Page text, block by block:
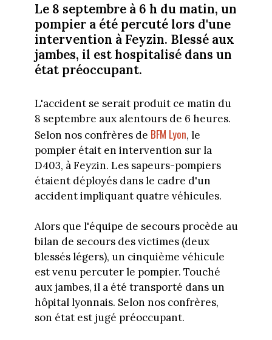
Le 8 septembre à 6 h du matin, un
pompier a été percuté lors d'une
intervention à Feyzin. Blessé aux
jambes, il est hospitalisé dans un
état préoccupant.
L'accident se serait produit ce matin du
8 septembre aux alentours de 6 heures.
Selon nos confrères de BFM Lyon, le
pompier était en intervention sur la
D403, à Feyzin. Les sapeurs-pompiers
étaient déployés dans le cadre d'un
accident impliquant quatre véhicules.
Alors que l'équipe de secours procède au
bilan de secours des victimes (deux
blessés légers), un cinquième véhicule
est venu percuter le pompier. Touché
aux jambes, il a été transporté dans un
hôpital lyonnais. Selon nos confrères,
son état est jugé préoccupant.